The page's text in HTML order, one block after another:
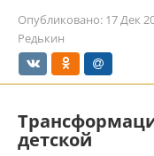
Опубликовано: 17 Дек
Редькин
детской